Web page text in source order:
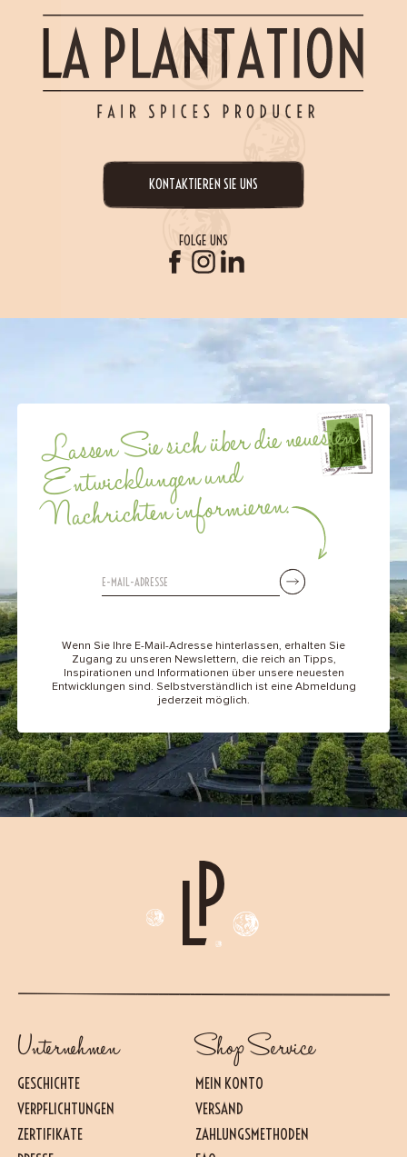
KONTAKTIEREN SIE UNS
FOLGE UNS
Lassen Sie sich über die neuesten
Entwicklungen und
Nachrichten informieren.
Wenn Sie Ihre E-Mail-Adresse hinterlassen, erhalten Sie
Zugang zu unseren Newslettern, die reich an Tipps,
Inspirationen und Informationen über unsere neuesten
Entwicklungen sind. Selbstverständlich ist eine Abmeldung
jederzeit möglich.
Unternehmen
GESCHICHTE
VERPFLICHTUNGEN
ZERTIFIKATE
Shop Service
MEIN KONTO
VERSAND
ZAHLUNGSMETHODEN